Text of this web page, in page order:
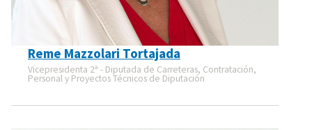
Reme Mazzolari Tortajada
Vicepresidenta 2ª - Diputada de Carreteras, Contratación,
Personal y Proyectos Técnicos de Diputación